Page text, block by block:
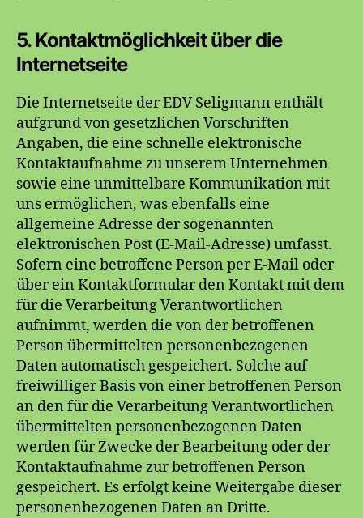
5. Kontaktmöglichkeit über die
Internetseite
Die Internetseite der EDV Seligmann enthält
aufgrund von gesetzlichen Vorschriften
Angaben, die eine schnelle elektronische
Kontaktaufnahme zu unserem Unternehmen
sowie eine unmittelbare Kommunikation mit
uns ermöglichen, was ebenfalls eine
allgemeine Adresse der sogenannten
elektronischen Post (E-Mail-Adresse) umfasst.
Sofern eine betroffene Person per E-Mail oder
über ein Kontaktformular den Kontakt mit dem
für die Verarbeitung Verantwortlichen
aufnimmt, werden die von der betroffenen
Person übermittelten personenbezogenen
Daten automatisch gespeichert. Solche auf
freiwilliger Basis von einer betroffenen Person
an den für die Verarbeitung Verantwortlichen
übermittelten personenbezogenen Daten
werden für Zwecke der Bearbeitung oder der
Kontaktaufnahme zur betroffenen Person
gespeichert. Es erfolgt keine Weitergabe dieser
personenbezogenen Daten an Dritte.